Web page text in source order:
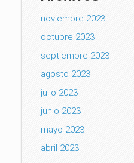
noviembre 2023
octubre 2023
septiembre 2023
agosto 2023
julio 2023
junio 2023
mayo 2023
abril 2023